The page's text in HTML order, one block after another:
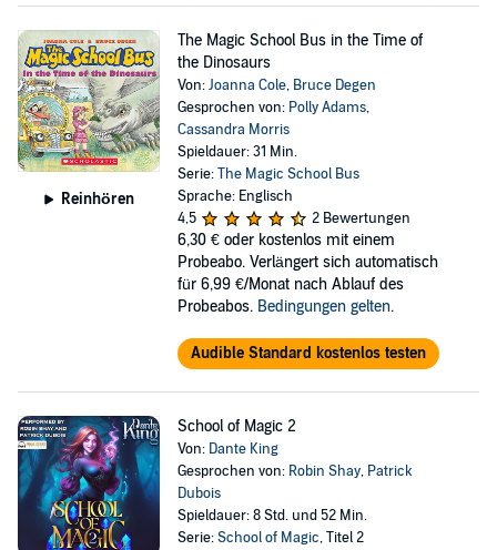
Reinhören
The Magic School Bus in the Time of
the Dinosaurs
Von:Joanna Cole, Bruce Degen
Gesprochen von: Polly Adams,
Cassandra Morris
Spieldauer: 31 Min.
Serie:The Magic School Bus
Sprache: Englisch
4,5
2 Bewertungen
6,30 € oder kostenlos mit einem
Probeabo. Verlängert sich automatisch
für 6,99 €/Monat nach Ablauf des
Probeabos. Bedingungen gelten.
Audible Standard kostenlos testen
School of Magic 2
Von: Dante King
Gesprochen von: Robin Shay, Patrick
Dubois
Spieldauer: 8 Std. und 52 Min.
Serie:School of Magic, Titel 2